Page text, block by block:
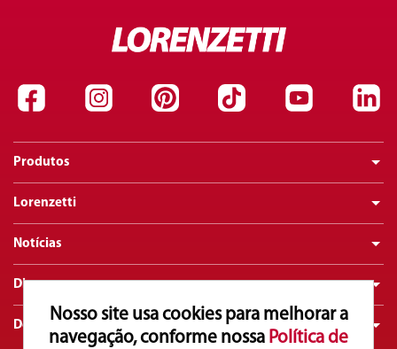
Nosso site usa cookies para melhorar a
navegação, conforme nossa Política de
Produtos
Lorenzetti
Notícias
Dicas
Downloads